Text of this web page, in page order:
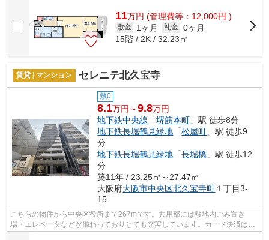
11万円 (管理費等：12,000円 )
敷金 1ヶ月 礼金 0ヶ月
15階 / 2K / 32.23㎡
賃貸 | マンション セレニテ北久宝寺
敷0
8.1万円～9.8万円
地下鉄中央線 「堺筋本町 」駅 徒歩8分
地下鉄長堀鶴見緑地 「松屋町 」駅 徒歩9
分
地下鉄長堀鶴見緑地 「長堀橋 」駅 徒歩12
分
築11年 / 23.25㎡～27.47㎡
大阪府大阪市中央区北久宝寺町 １丁目3-
15
こちらの物件から中央区役所まで267mです。共用部には敷地内ごみ置き
場・エレベータなどが備わっておりとても充実しています。カード決済は、
月々の家賃や初期費用支払いのわずらわし...